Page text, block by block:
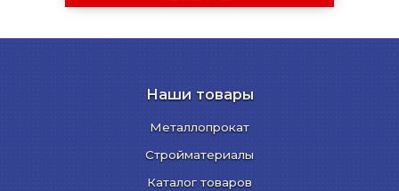
Наши товары
Металлопрокат
Стройматериалы
Каталог товаров